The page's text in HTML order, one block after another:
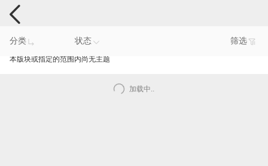
手机反馈
分类 状态 筛选
本版块或指定的范围内尚无主题
加载中..